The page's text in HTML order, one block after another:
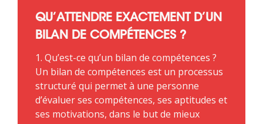
QU’ATTENDRE EXACTEMENT D’UN
BILAN DE COMPÉTENCES ?
1. Qu’est-ce qu’un bilan de compétences ?
Un bilan de compétences est un processus
structuré qui permet à une personne
d’évaluer ses compétences, ses aptitudes et
ses motivations, dans le but de mieux